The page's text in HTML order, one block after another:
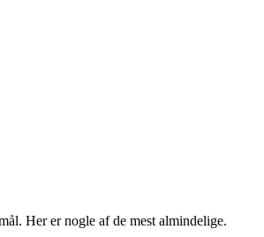
Her er nogle af de mest almindelige.